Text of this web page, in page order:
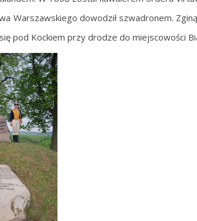
Warszawskiego dowodził szwadronem.
pod Kockiem przy drodze do miejscowości